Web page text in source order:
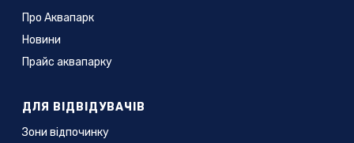
Про Аквапарк
Новини
Прайс аквапарку
ДЛЯ ВІДВІДУВАЧІВ
Зони відпочинку